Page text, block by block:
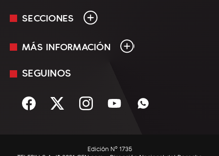
SECCIONES
En Vivo
Sociedad
C5N Autos
MÁS INFORMACIÓN
Mediakit
Términos y condiciones
SEGUINOS
Edición Nº 1735